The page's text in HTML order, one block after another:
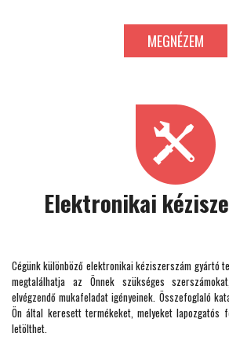
MEGNÉZEM
Elektronikai
Cégünk különböző elektronikai kéziszerszám gyártó
megtalálhatja az Önnek szükséges
elvégzendő mukafeladat igényeinek. Összefoglaló
Ön által keresett termékeket, melyeket lapozgatós
letölthet.